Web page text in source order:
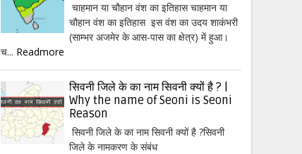
चाहमान या चौहान वंश का इतिहास चाहमान या
चौहान वंश का इतिहास इस वंश का उदय शाकंभरी
(साम्भर अजमेर के आस-पास का क्षेत्र) में हुआ।
च... Readmore
सिवनी जिले के का नाम सिवनी क्यों है ? |
Why the name of Seoni is Seoni
Reason
सिवनी जिले के का नाम सिवनी क्यों है ?सिवनी
जिले के नामकरण के संबंध